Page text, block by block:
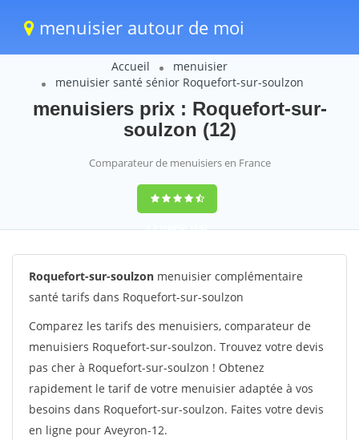
menuisier autour de moi
Accueil
menuisier
menuisier santé sénior Roquefort-sur-soulzon
menuisiers prix : Roquefort-sur-
soulzon (12)
Comparateur de menuisiers en France
9,2(100%)1242
votes
Roquefort-sur-soulzon menuisier complémentaire
santé tarifs dans Roquefort-sur-soulzon
Comparez les tarifs des menuisiers, comparateur de
menuisiers Roquefort-sur-soulzon. Trouvez votre devis
pas cher à Roquefort-sur-soulzon ! Obtenez
rapidement le tarif de votre menuisier adaptée à vos
besoins dans Roquefort-sur-soulzon. Faites votre devis
en ligne pour Aveyron-12.